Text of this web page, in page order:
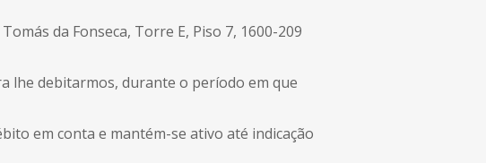
da Fonseca, Torre E, Piso 7, 1600-209
lhe debitarmos, durante o período em que
em conta e mantém-se ativo até indicação